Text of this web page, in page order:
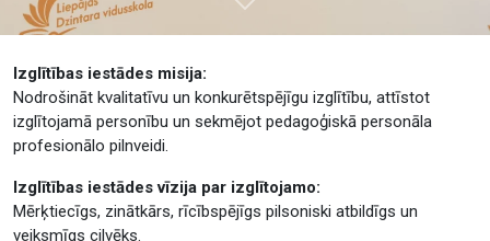
Tālāk
Izglītības iestādes misija:
Nodrošināt kvalitatīvu un konkurētspējīgu izglītību, attīstot
izglītojamā personību un sekmējot pedagoģiskā personāla
profesionālo pilnveidi.
Izglītības iestādes vīzija par izglītojamo:
Mērķtiecīgs, zinātkārs, rīcībspējīgs pilsoniski atbildīgs un
veiksmīgs cilvēks.